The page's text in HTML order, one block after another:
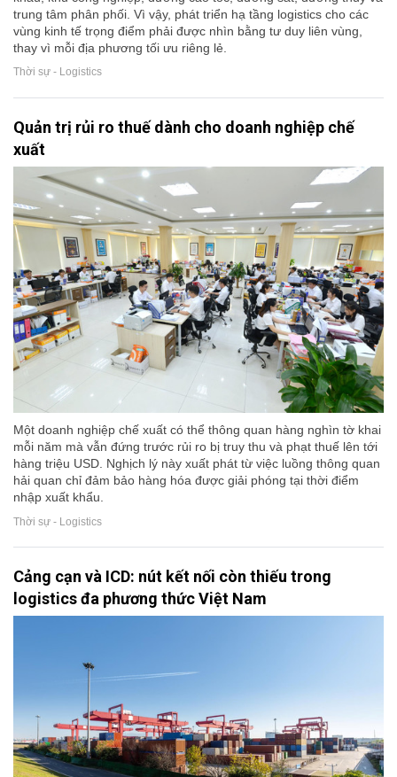
trung tâm phân phối. Vì vậy, phát triển hạ tầng logistics cho các
vùng kinh tế trọng điểm phải được nhìn bằng tư duy liên vùng,
thay vì mỗi địa phương tối ưu riêng lẻ.
Thời sự - Logistics
Quản trị rủi ro thuế dành cho doanh nghiệp chế
xuất
Một doanh nghiệp chế xuất có thể thông quan hàng nghìn tờ khai
mỗi năm mà vẫn đứng trước rủi ro bị truy thu và phạt thuế lên tới
hàng triệu USD. Nghịch lý này xuất phát từ việc luồng thông quan
hải quan chỉ đảm bảo hàng hóa được giải phóng tại thời điểm
nhập xuất khẩu.
Thời sự - Logistics
Cảng cạn và ICD: nút kết nối còn thiếu trong
logistics đa phương thức Việt Nam